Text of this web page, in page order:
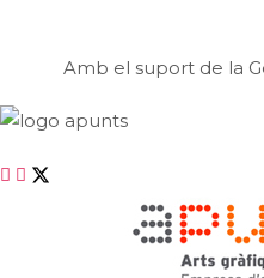
Amb el suport de la